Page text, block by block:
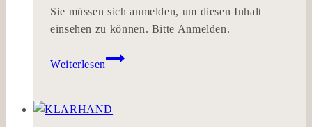
Sie müssen sich anmelden, um diesen Inhalt
einsehen zu können. Bitte Anmelden.
Weiterlesen
ECHTDRUCK